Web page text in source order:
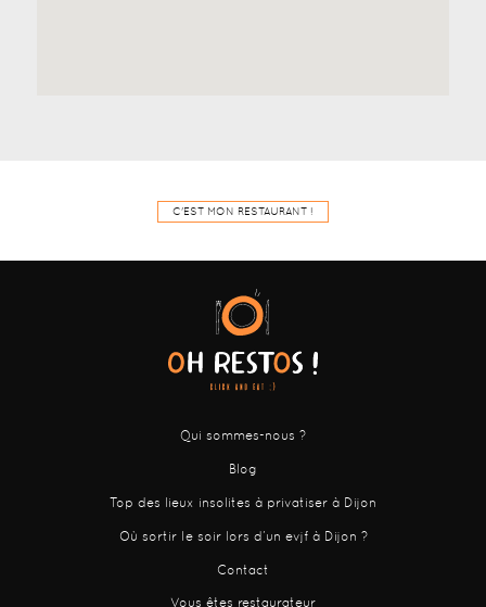
C'EST MON RESTAURANT !
Qui sommes-nous ?
Blog
Top des lieux insolites à privatiser à Dijon
Où sortir le soir lors d’un evjf à Dijon ?
Contact
Vous êtes restaurateur